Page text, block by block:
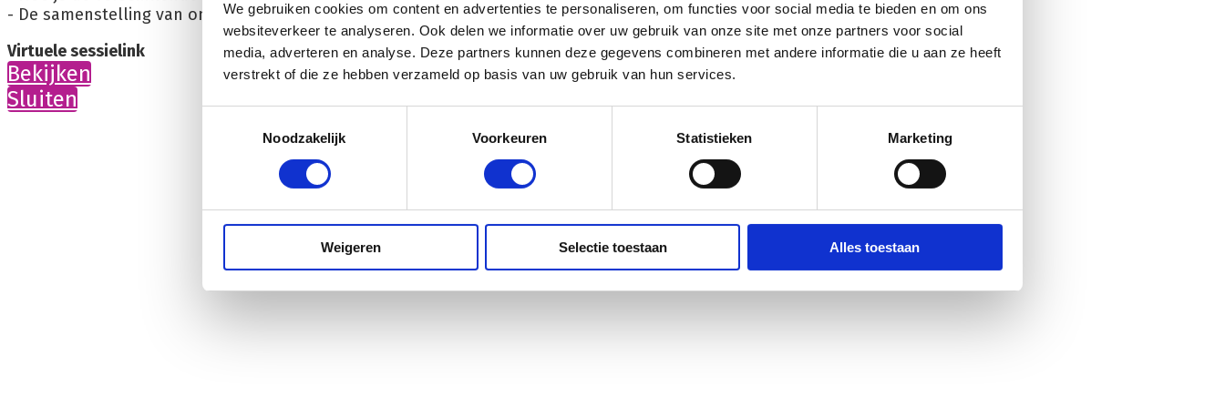
We gebruiken cookies om content en advertenties te personaliseren, om functies voor social media te bieden en om ons
websiteverkeer te analyseren. Ook delen we informatie over uw gebruik van onze site met onze partners voor social
media, adverteren en analyse. Deze partners kunnen deze gegevens combineren met andere informatie die u aan ze heeft
verstrekt of die ze hebben verzameld op basis van uw gebruik van hun services.
Noodzakelijk
Voorkeuren Statistieken Marketing
Weigeren Selectie toestaan Alles toestaan
- De samenstelling van onze producten: wat ze bevatten en wat bewust is weggelaten
Virtuele sessielink
Bekijken
Sluiten